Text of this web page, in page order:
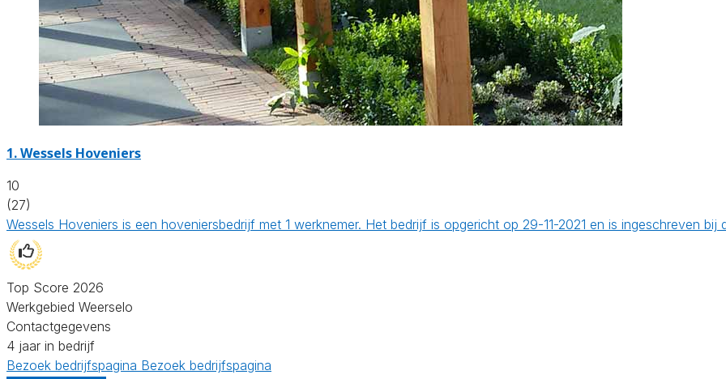
1.Wessels Hoveniers
10
(27)
Wessels Hoveniers is een hoveniersbedrijf met 1 werknemer. Het bedrijf is opgericht op 29-11-2021 en is ingeschreven bij
Top Score 2026
Werkgebied Weerselo
Contactgegevens
4 jaar in bedrijf
Bezoek bedrijfspagina Bezoek bedrijfspagina